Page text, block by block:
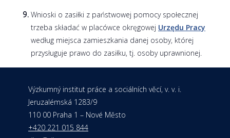
Wnioski o zasiłki z państwowej pomocy społecznej
trzeba składać w placówce okręgowej Urzędu Pracy
według miejsca zamieszkania danej osoby, której
przysługuje prawo do zasiłku, tj. osoby uprawnionej.
Výzkumný institut práce a sociálních věcí, v. v. i.
Jeruzalémská 1283/9
110 00 Praha 1 – Nové Město
+420 221 015 844